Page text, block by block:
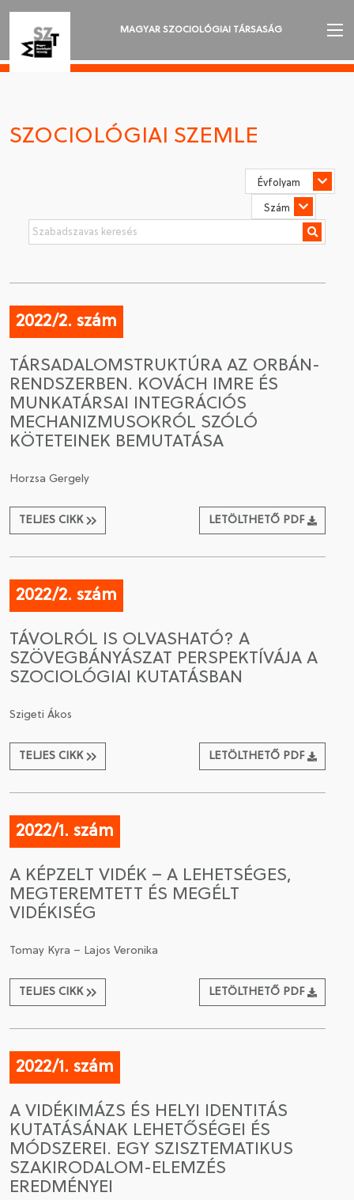
MAGYAR SZOCIOLÓGIAI TÁRSASÁG
SZOCIOLÓGIAI SZEMLE
CSATLAKOZÁS A TÁRSASÁGHOZ / MEGÚJÍTOM A
TAGSÁGOMAT
SZOCIOLÓGIAI SZEMLE
2022/2. szám
TÁRSADALOMSTRUKTÚRA AZ ORBÁN-
RENDSZERBEN. KOVÁCH IMRE ÉS
MUNKATÁRSAI INTEGRÁCIÓS
MECHANIZMUSOKRÓL SZÓLÓ
KÖTETEINEK BEMUTATÁSA
Horzsa Gergely
TELJES CIKK LETÖLTHETŐ PDF
2022/2. szám
TÁVOLRÓL IS OLVASHATÓ? A
SZÖVEGBÁNYÁSZAT PERSPEKTÍVÁJA A
SZOCIOLÓGIAI KUTATÁSBAN
Szigeti Ákos
TELJES CIKK LETÖLTHETŐ PDF
2022/1. szám
A KÉPZELT VIDÉK – A LEHETSÉGES,
MEGTEREMTETT ÉS MEGÉLT
VIDÉKISÉG
Tomay Kyra – Lajos Veronika
TELJES CIKK LETÖLTHETŐ PDF
2022/1. szám
A VIDÉKIMÁZS ÉS HELYI IDENTITÁS
KUTATÁSÁNAK LEHETŐSÉGEI ÉS
MÓDSZEREI. EGY SZISZTEMATIKUS
SZAKIRODALOM-ELEMZÉS
EREDMÉNYEI